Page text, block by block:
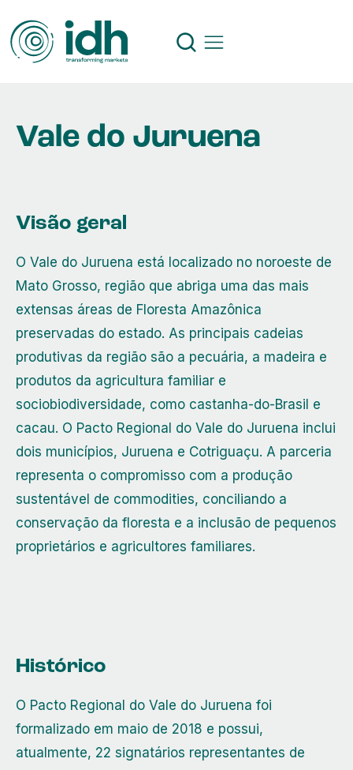
Vale do Juruena
Visão geral
O Vale do Juruena está localizado no noroeste de
Mato Grosso, região que abriga uma das mais
extensas áreas de Floresta Amazônica
preservadas do estado. As principais cadeias
produtivas da região são a pecuária, a madeira e
produtos da agricultura familiar e
sociobiodiversidade, como castanha-do-Brasil e
cacau. O Pacto Regional do Vale do Juruena inclui
dois municípios, Juruena e Cotriguaçu. A parceria
representa o compromisso com a produção
sustentável de commodities, conciliando a
conservação da floresta e a inclusão de pequenos
proprietários e agricultores familiares.
Histórico
O Pacto Regional do Vale do Juruena foi
formalizado em maio de 2018 e possui,
atualmente, 22 signatários representantes de